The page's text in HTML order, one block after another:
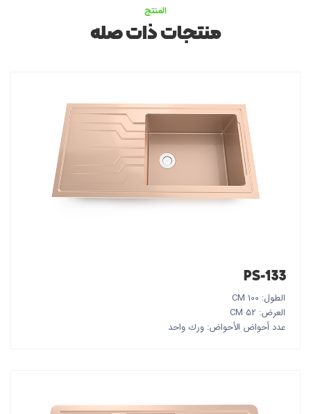
المنتج
منتجات ذات صله
PS-133
الطول: 100 CM
العرض: 52 CM
عدد أحواض الأحواض: ورك واحد